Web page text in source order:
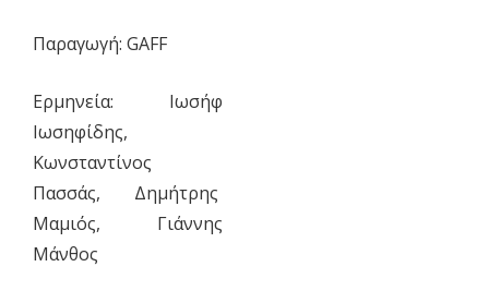
Παραγωγή: GAFF
Ερμηνεία: Ιωσήφ
Ιωσηφίδης,
Κωνσταντίνος
Πασσάς, Δημήτρης
Μαμιός, Γιάννης
Μάνθος